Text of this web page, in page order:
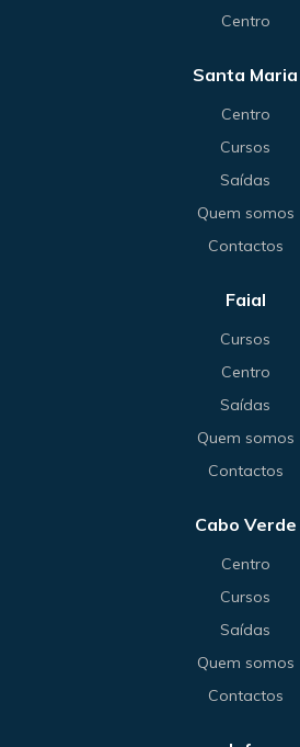
Centro
Santa Maria
Centro
Cursos
Saídas
Quem somos
Contactos
Faial
Cursos
Centro
Saídas
Quem somos
Contactos
Cabo Verde
Centro
Cursos
Saídas
Quem somos
Contactos